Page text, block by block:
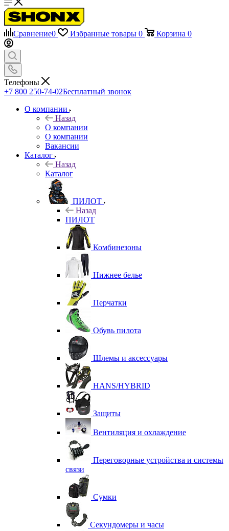
Сравнение0 Избранные товары 0 Корзина 0
Телефоны
+7 800 250-74-02Бесплатный звонок
О компании
Назад
О компании
О компании
Вакансии
Каталог
Назад
Каталог
ПИЛОТ
Назад
ПИЛОТ
Комбинезоны
Нижнее белье
Перчатки
Обувь пилота
Шлемы и аксессуары
HANS/HYBRID
Защиты
Вентиляция и охлаждение
Переговорные устройства и системы
связи
Сумки
Секундомеры и часы